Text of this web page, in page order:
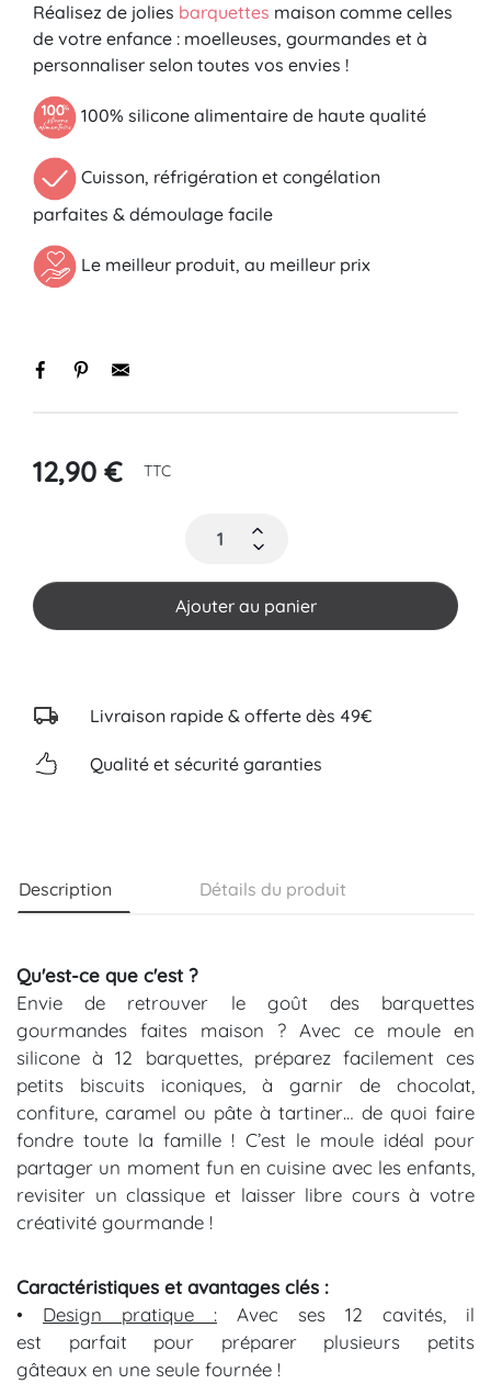
Réalisez de jolies barquettes maison comme celles
de votre enfance : moelleuses, gourmandes et à
personnaliser selon toutes vos envies !
100% silicone alimentaire de haute qualité
Cuisson, réfrigération et congélation
parfaites & démoulage facile
Le meilleur produit, au meilleur prix
12,90 € TTC
Ajouter au panier
Livraison rapide & offerte dès 49€
Qualité et sécurité garanties
Description Détails du produit
Qu'est-ce que c'est ?
Enviede retrouver le goût des barquettes
gourmandes faites maison ? Avec ce moule en
siliconeà12 barquettes, préparez facilementces
petits biscuits iconiques, à garnir de chocolat,
confiture, caramel ou pâte à tartiner… de quoi faire
fondretoute lafamille ! C’est le moule idéal pour
partager un moment fun encuisine avec les enfants,
revisiter unclassique et laisser libre coursà votre
créativité gourmande !
Caractéristiques et avantages clés :
• Design pratique : Avec ses 12 cavités, il
est parfait pour préparer plusieurs petits
gâteaux en une seule fournée !